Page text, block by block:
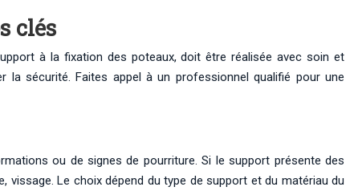
clés
à la fixation des poteaux, doit être réalisée avec soin et
sécurité. Faites appel à un professionnel qualifié pour une
ou de signes de pourriture. Si le support présente des
Le choix dépend du type de support et du matériau du